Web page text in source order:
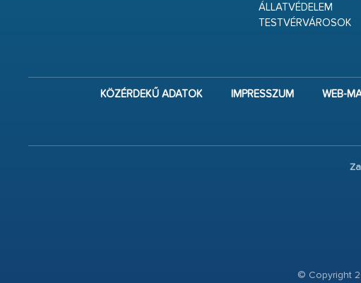
ÁLLATVÉDELEM
TESTVÉRVÁROSOK
KÖZÉRDEKŰ ADATOK IMPRESSZUM WEB-
© Copyright